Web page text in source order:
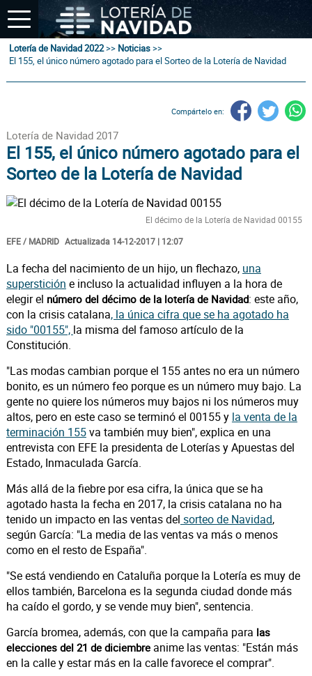
Lotería de Navidad 2022>> Noticias>>
El 155, el único número agotado para el Sorteo de la Lotería de Navidad
Compártelo en:
Lotería de Navidad 2017
El 155, el único número agotado para el
Sorteo de la Lotería de Navidad
El décimo de la Lotería de Navidad 00155
EFE / MADRID Actualizada 14-12-2017 | 12:07
La fecha del nacimiento de un hijo, un flechazo, una
superstición e incluso la actualidad influyen a la hora de
elegir el número del décimo de la lotería de Navidad: este año,
con la crisis catalana, la única cifra que se ha agotado ha
sido "00155", la misma del famoso artículo de la
Constitución.
"Las modas cambian porque el 155 antes no era un número
bonito, es un número feo porque es un número muy bajo. La
gente no quiere los números muy bajos ni los números muy
altos, pero en este caso se terminó el 00155 y la venta de la
terminación 155va también muy bien", explica en una
entrevista con EFE la presidenta de Loterías y Apuestas del
Estado, Inmaculada García.
Más allá de la fiebre por esa cifra, la única que se ha
agotado hasta la fecha en 2017, la crisis catalana no ha
tenido un impacto en las ventas del sorteo de Navidad,
según García: "La media de las ventas va más o menos
como en el resto de España".
"Se está vendiendo en Cataluña porque la Lotería es muy de
ellos también, Barcelona es la segunda ciudad donde más
ha caído el gordo, y se vende muy bien", sentencia.
García bromea, además, con que la campaña para las
elecciones del 21 de diciembreanime las ventas: "Están más
en la calle y estar más en la calle favorece el comprar".